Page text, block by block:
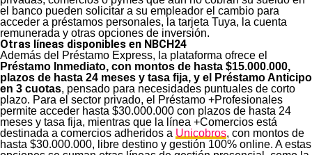
el banco pueden solicitar a su empleador el cambio para
acceder a préstamos personales, la tarjeta Tuya, la cuenta
remunerada y otras opciones de inversión.
Otras líneas disponibles en NBCH24
Además del Préstamo Express, la plataforma ofrece el
Préstamo Inmediato, con montos de hasta $15.000.000,
plazos de hasta 24 meses y tasa fija, y el Préstamo Anticipo
en 3 cuotas, pensado para necesidades puntuales de corto
plazo. Para el sector privado, el Préstamo +Profesionales
permite acceder hasta $30.000.000 con plazos de hasta 24
meses y tasa fija, mientras que la línea +Comercios está
destinada a comercios adheridos a Unicobros, con montos de
hasta $30.000.000, libre destino y gestión 100% online. A estas